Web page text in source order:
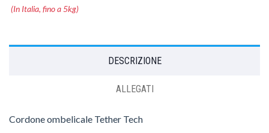
(In Italia, fino a 5kg)
DESCRIZIONE
ALLEGATI
Cordone ombelicale Tether Tech